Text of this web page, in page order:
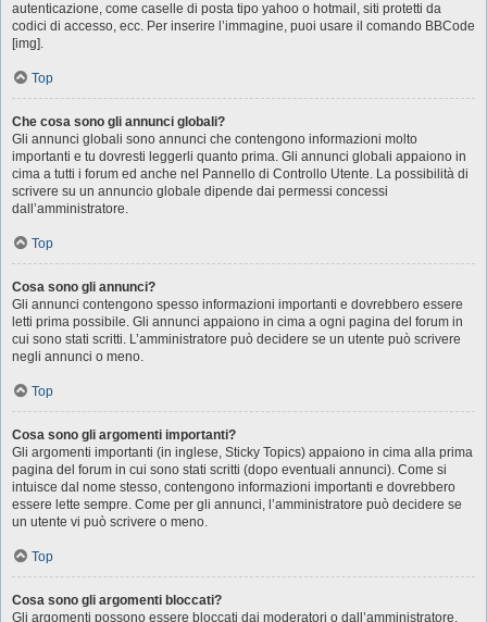
autenticazione, come caselle di posta tipo yahoo o hotmail, siti protetti da
codici di accesso, ecc. Per inserire l’immagine, puoi usare il comando BBCode
[img].
Top
Che cosa sono gli annunci globali?
Gli annunci globali sono annunci che contengono informazioni molto
importanti e tu dovresti leggerli quanto prima. Gli annunci globali appaiono in
cima a tutti i forum ed anche nel Pannello di Controllo Utente. La possibilità di
scrivere su un annuncio globale dipende dai permessi concessi
dall’amministratore.
Top
Cosa sono gli annunci?
Gli annunci contengono spesso informazioni importanti e dovrebbero essere
letti prima possibile. Gli annunci appaiono in cima a ogni pagina del forum in
cui sono stati scritti. L’amministratore può decidere se un utente può scrivere
negli annunci o meno.
Top
Cosa sono gli argomenti importanti?
Gli argomenti importanti (in inglese, Sticky Topics) appaiono in cima alla prima
pagina del forum in cui sono stati scritti (dopo eventuali annunci). Come si
intuisce dal nome stesso, contengono informazioni importanti e dovrebbero
essere lette sempre. Come per gli annunci, l’amministratore può decidere se
un utente vi può scrivere o meno.
Top
Cosa sono gli argomenti bloccati?
Gli argomenti possono essere bloccati dai moderatori o dall’amministratore.